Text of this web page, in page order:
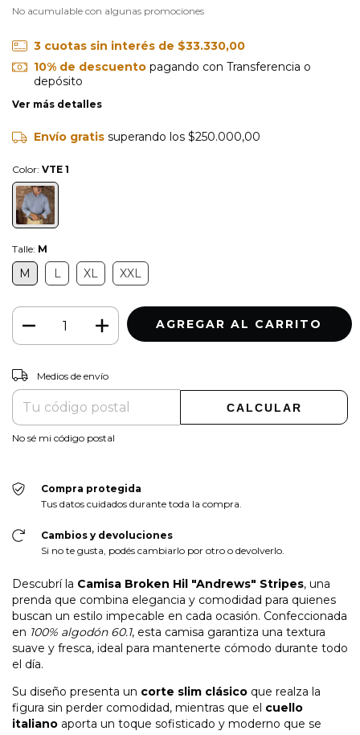
No acumulable con algunas promociones
3 cuotas sin interés de $33.330,00
10% de descuentopagando con Transferencia o
depósito
Ver más detalles
Envío gratis superando los $250.000,00
Color: VTE 1
Talle: M
M L XL XXL
Entregas para el CP:
Medios de envío
CALCULAR
No sé mi código postal
Compra protegida
Tus datos cuidados durante toda la compra.
Cambios y devoluciones
Si no te gusta, podés cambiarlo por otro o devolverlo.
Descubrí la Camisa Broken Hil "Andrews" Stripes, una
prenda que combina elegancia y comodidad para quienes
buscan un estilo impecable en cada ocasión. Confeccionada
en 100% algodón 60.1, esta camisa garantiza una textura
suave y fresca, ideal para mantenerte cómodo durante todo
el día.
Su diseño presenta un corte slim clásico que realza la
figura sin perder comodidad, mientras que el cuello
italiano aporta un toque sofisticado y moderno que se